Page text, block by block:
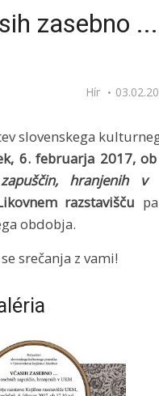
zasebno
Hír
slovenskega
6. februarja 2017,
hranjenih v
razstavišču
obdobja.
srečanja z vami!